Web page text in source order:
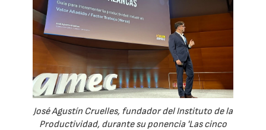
José Agustín Cruelles, fundador del Instituto de la
Productividad, durante su ponencia 'Las cinco